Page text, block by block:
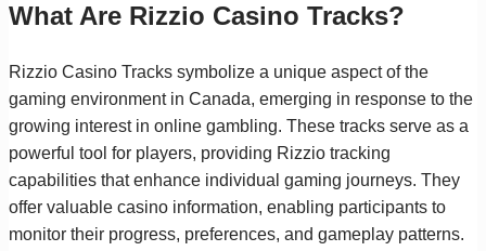
What Are Rizzio Casino Tracks?
Rizzio Casino Tracks symbolize a unique aspect of the
gaming environment in Canada, emerging in response to the
growing interest in online gambling. These tracks serve as a
powerful tool for players, providing Rizzio tracking
capabilities that enhance individual gaming journeys. They
offer valuable casino information, enabling participants to
monitor their progress, preferences, and gameplay patterns.